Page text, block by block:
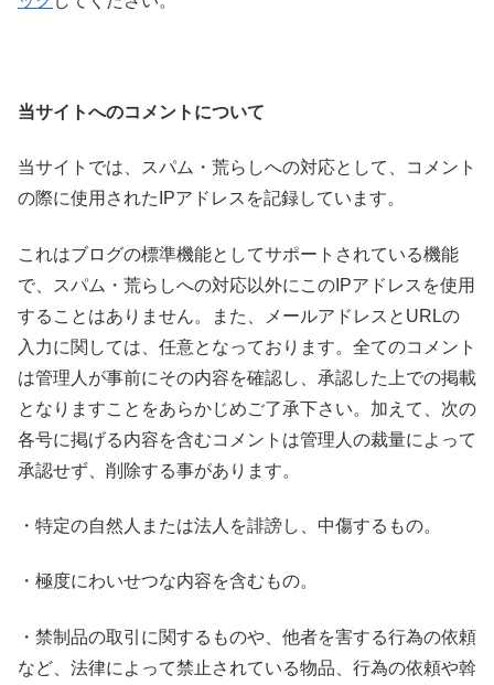
当サイトへのコメントについて
当サイトでは、スパム・荒らしへの対応として、コメント
の際に使用されたIPアドレスを記録しています。
これはブログの標準機能としてサポートされている機能
で、スパム・荒らしへの対応以外にこのIPアドレスを使用
することはありません。また、メールアドレスとURLの
入力に関しては、任意となっております。全てのコメント
は管理人が事前にその内容を確認し、承認した上での掲載
となりますことをあらかじめご了承下さい。加えて、次の
各号に掲げる内容を含むコメントは管理人の裁量によって
承認せず、削除する事があります。
・特定の自然人または法人を誹謗し、中傷するもの。
・極度にわいせつな内容を含むもの。
・禁制品の取引に関するものや、他者を害する行為の依頼
など、法律によって禁止されている物品、行為の依頼や斡